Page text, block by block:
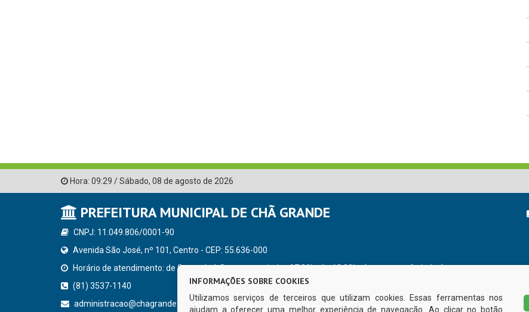
Hora: 09:29 /Sábado, 08 de agosto de 2026
PREFEITURA MUNICIPAL DE CHÃ GRANDE
CNPJ: 11.049.806/0001-90
Avenida São José, nº 101, Centro - CEP: 55.636-000
Horário de atendimento: de Segunda à Sexta, a partir das 07:00hs às 13:00hs (exceto nos feriados)
(81) 3537-1140
administracao@chagrande.pe.gov.br
INFORMAÇÕES SOBRE COOKIES
Utilizamos serviços de terceiros que utilizam cookies. Essas ferramentas nos
ajudam a oferecer uma melhor experiência de navegação. Ao clicar no botão